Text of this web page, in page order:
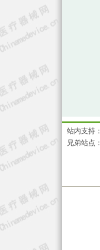
站内支持：
兄弟站点：